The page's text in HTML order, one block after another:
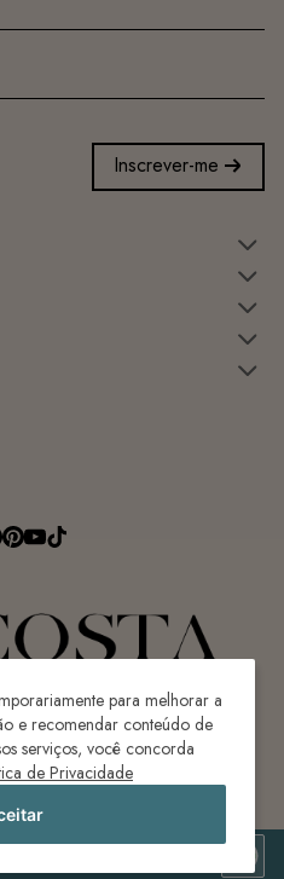
para melhorar a
e recomendar conteúdo de
serviços, você concorda
de Privacidade
Inscrever-me
Maes, 640 - Centro
| CEP 88320-620